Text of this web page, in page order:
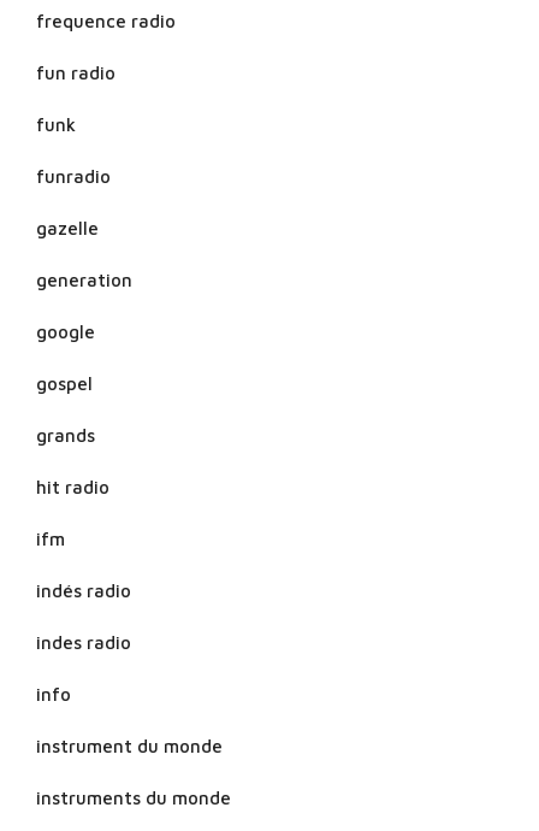
frequence radio
fun radio
funk
funradio
gazelle
generation
google
gospel
grands
hit radio
ifm
indés radio
indes radio
info
instrument du monde
instruments du monde